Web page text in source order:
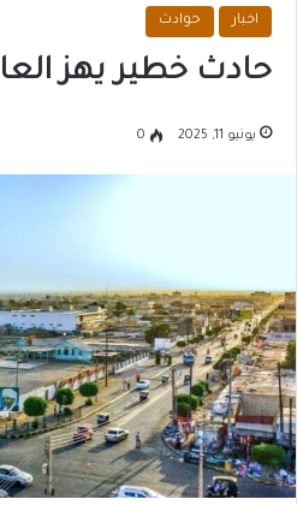
اخبار حوادث
حادث خطير يهز
يونيو 11, 2025 0